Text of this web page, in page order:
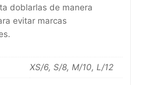
doblarlas de manera
evitar marcas
XS/6, S/8, M/10, L/12